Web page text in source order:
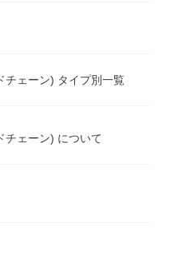
チェーン) タイプ別一覧
チェーン) について